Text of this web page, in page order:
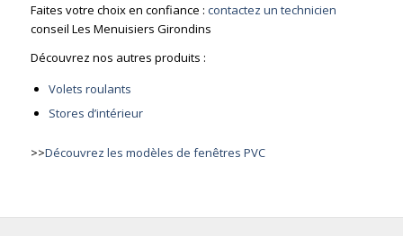
Faites votre choix en confiance : contactez un technicien
conseil Les Menuisiers Girondins
Découvrez nos autres produits :
Volets roulants
Stores d’intérieur
>>Découvrez les modèles de fenêtres PVC